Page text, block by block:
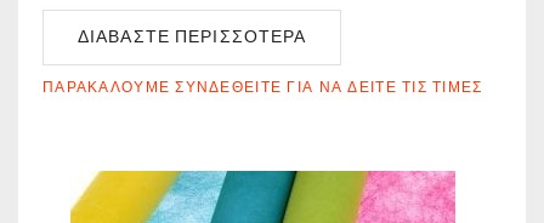
ΔΙΑΒΆΣΤΕ ΠΕΡΙΣΣΌΤΕΡΑ
ΠΑΡΑΚΑΛΟΎΜΕ ΣΥΝΔΕΘΕΊΤΕ ΓΙΑ ΝΑ ΔΕΊΤΕ ΤΙΣ ΤΙΜΈΣ